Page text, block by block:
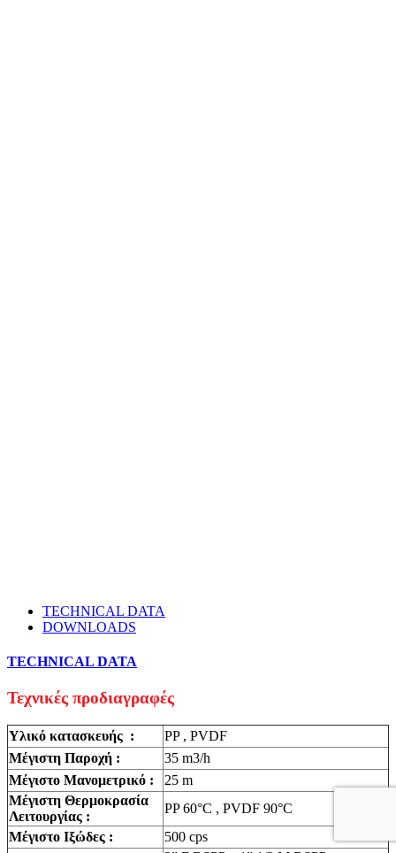
TECHNICAL DATA
DOWNLOADS
TECHNICAL DATA
Τεχνικές προδιαγραφές
Υλικό κατασκευής :
PP , PVDF
Μέγιστη Παροχή :
35 m3/h
Μέγιστο Μανομετρικό :
25 m
Mέγιστη Θερμοκρασία
Λειτουργίας :
PP 60°C , PVDF 90°C
Μέγιστο Ιξώδες :
500 cps